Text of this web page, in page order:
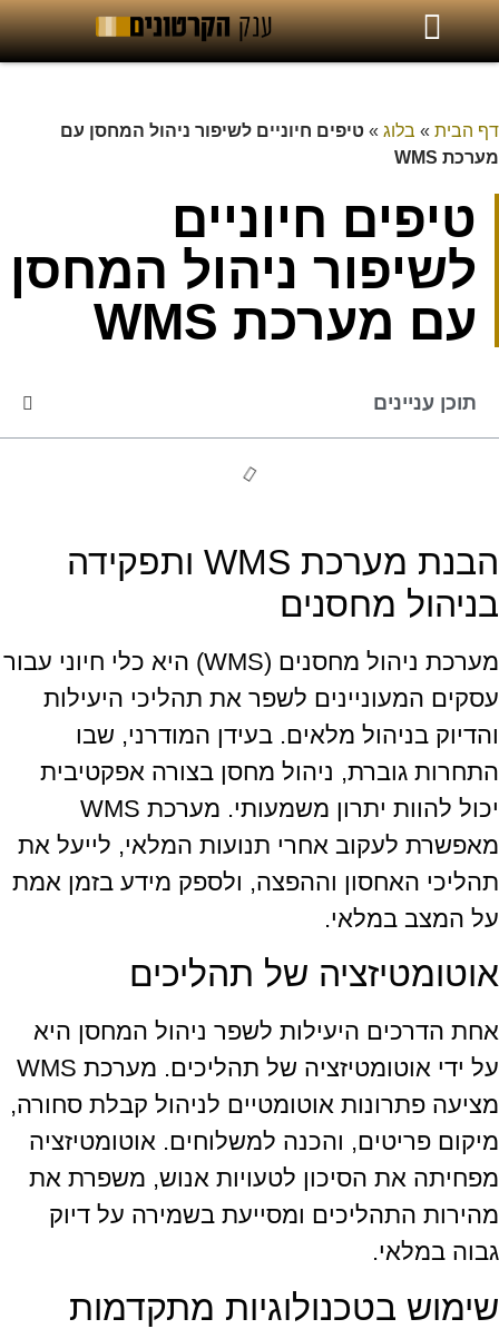
דף הבית » בלוג » טיפים חיוניים לשיפור ניהול המחסן עם
מערכת WMS
טיפים חיוניים
לשיפור ניהול המחסן
עם מערכת WMS
תוכן עניינים
הבנת מערכת WMS ותפקידה
בניהול מחסנים
מערכת ניהול מחסנים (WMS) היא כלי חיוני עבור
עסקים המעוניינים לשפר את תהליכי היעילות
והדיוק בניהול מלאים. בעידן המודרני, שבו
התחרות גוברת, ניהול מחסן בצורה אפקטיבית
יכול להוות יתרון משמעותי. מערכת WMS
מאפשרת לעקוב אחרי תנועות המלאי, לייעל את
תהליכי האחסון וההפצה, ולספק מידע בזמן אמת
על המצב במלאי.
אוטומטיזציה של תהליכים
אחת הדרכים היעילות לשפר ניהול המחסן היא
על ידי אוטומטיזציה של תהליכים. מערכת WMS
מציעה פתרונות אוטומטיים לניהול קבלת סחורה,
מיקום פריטים, והכנה למשלוחים. אוטומטיזציה
מפחיתה את הסיכון לטעויות אנוש, משפרת את
מהירות התהליכים ומסייעת בשמירה על דיוק
גבוה במלאי.
שימוש בטכנולוגיות מתקדמות